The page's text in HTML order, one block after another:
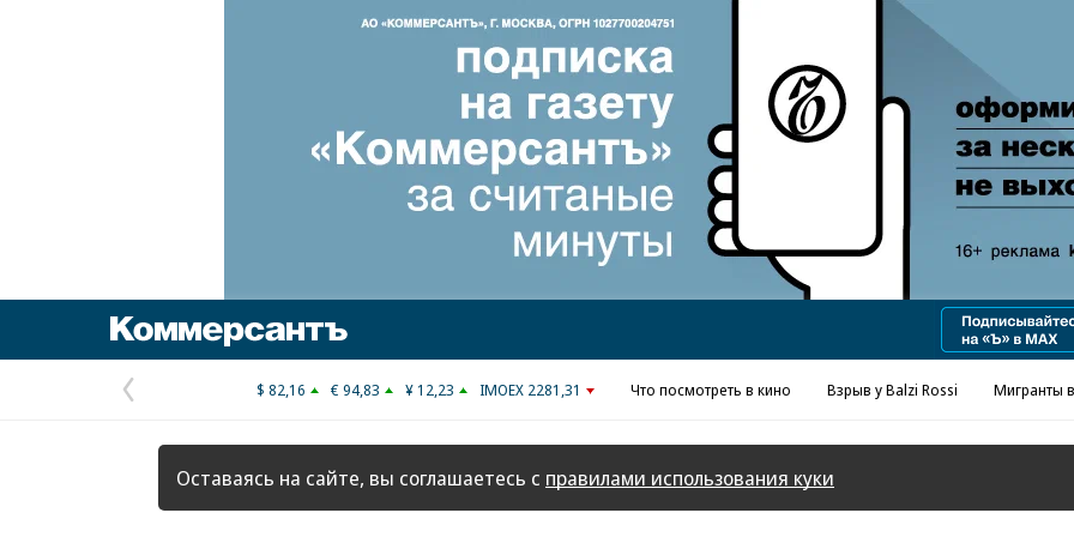
Предыдущая
страница
$ 82,16 € 94,83 ¥ 12,23 IMOEX 2281,31 Что посмотреть в кино Взрыв у Balzi Rossi Мигранты
Оставаясь на сайте, вы соглашаетесь с правилами использования куки